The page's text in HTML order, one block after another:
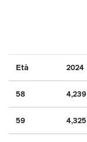
Età 2024
58 4,239
59 4,325